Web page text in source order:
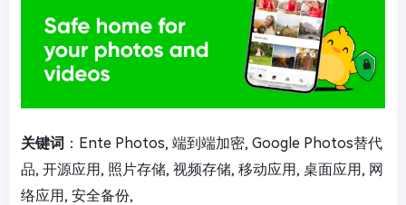
关键词 ：Ente Photos, 端到端加密, Google Photos替代
品, 开源应用, 照片存储, 视频存储, 移动应用, 桌面应用, 网
络应用, 安全备份,